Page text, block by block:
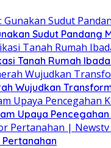
Sudut Pandang
Tanah Rumah
Wujudkan
Upaya